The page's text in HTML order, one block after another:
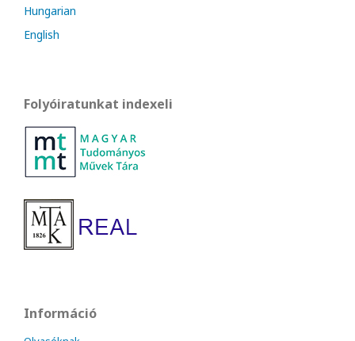
Hungarian
English
Folyóiratunkat indexeli
Információ